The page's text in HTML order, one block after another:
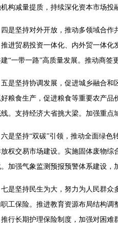
构减量提质，持续深化资本市场投
四是坚持对外开放，推动多领域合
进贸易投资一体化、内外贸一体
“一带一路”高质量发展。推动商签
五是坚持协调发展，促进城乡融合和
粮食生产，促进粮食等重要农产
。支持经济大省挑大梁。加强重点
六是坚持“双碳”引领，推动全面绿色
权交易市场建设。实施固体废物综
加强气象监测预报预警体系建设，
七是坚持民生为大，努力为人民群众
工保险。推进教育资源布局结构
行长期护理保险制度，加强对困